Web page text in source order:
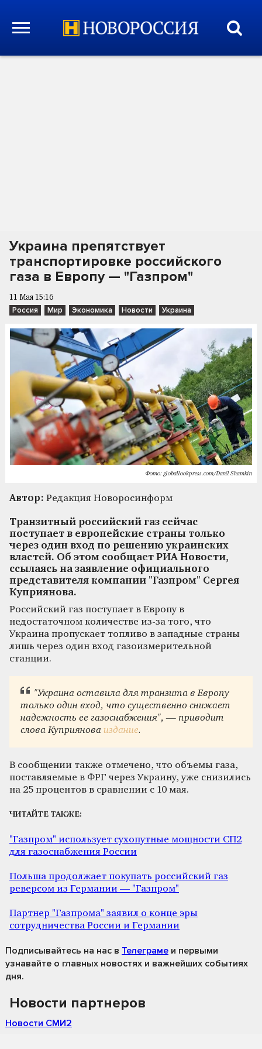
Украина препятствует
транспортировке российского
газа в Европу — "Газпром"
11 Мая 15:16
Россия Мир Экономика Новости Украина
Фото: globallookpress.com/Danil Shamkin
Автор: Редакция Новоросинформ
Транзитный российский газ сейчас
поступает в европейские страны только
через один вход по решению украинских
властей. Об этом сообщает РИА Новости,
ссылаясь на заявление официального
представителя компании "Газпром" Сергея
Куприянова.
Российский газ поступает в Европу в
недостаточном количестве из-за того, что
Украина пропускает топливо в западные страны
лишь через один вход газоизмерительной
станции.
"Украина оставила для транзита в Европу
только один вход, что существенно снижает
надежность ее газоснабжения", — приводит
слова Куприяноваиздание.
В сообщении также отмечено, что объемы газа,
поставляемые в ФРГ через Украину, уже снизились
на 25 процентов в сравнении с 10 мая.
ЧИТАЙТЕ ТАКЖЕ:
"Газпром" использует сухопутные мощности СП2
для газоснабжения России
Польша продолжает покупать российский газ
реверсом из Германии — "Газпром"
Партнер "Газпрома" заявил о конце эры
сотрудничества России и Германии
Подписывайтесь на нас в Телеграме и первыми
узнавайте о главных новостях и важнейших событиях
дня.
Новости партнеров
Новости СМИ2